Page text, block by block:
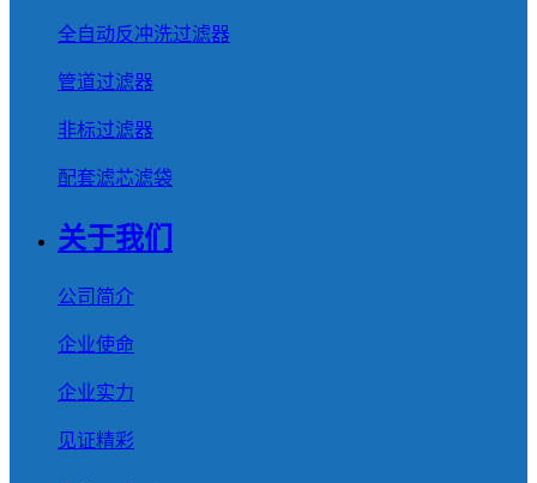
全自动反冲洗过滤器
管道过滤器
非标过滤器
配套滤芯滤袋
关于我们
公司简介
企业使命
企业实力
见证精彩